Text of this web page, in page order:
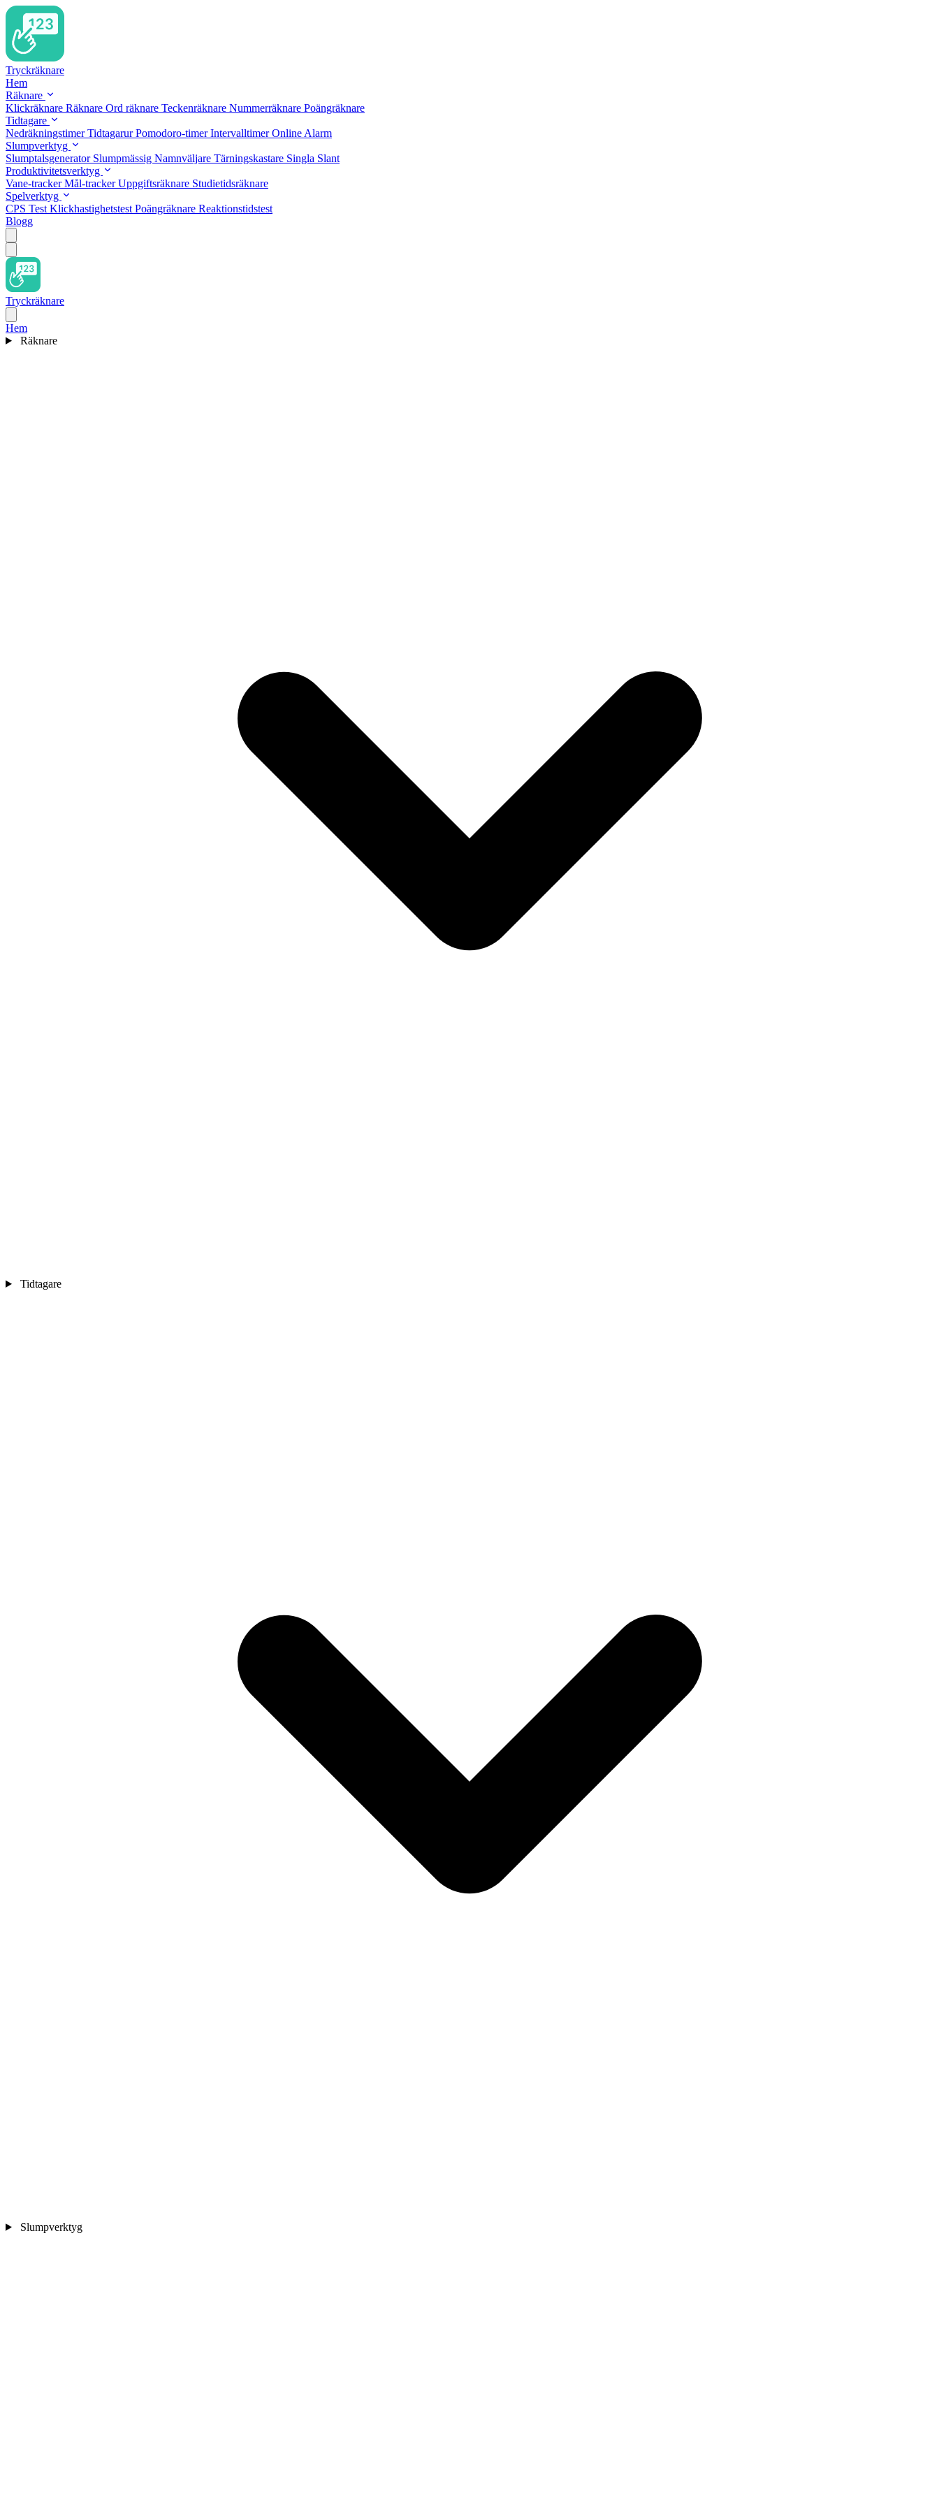
Tryckräknare
Hem
Räknare
Klickräknare Räknare Ord räknare Teckenräknare Nummerräknare Poängräknare
Tidtagare
NedräkningstimerTidtagarurPomodoro-timerIntervalltimerOnline Alarm
Slumpverktyg
Slumptalsgenerator Slumpmässig Namnväljare Tärningskastare Singla Slant
Produktivitetsverktyg
Vane-trackerMål-trackerUppgiftsräknare Studietidsräknare
Spelverktyg
CPS Test Klickhastighetstest Poängräknare Reaktionstidstest
Blogg
Tryckräknare
Hem
Räknare
Tidtagare
Slumpverktyg